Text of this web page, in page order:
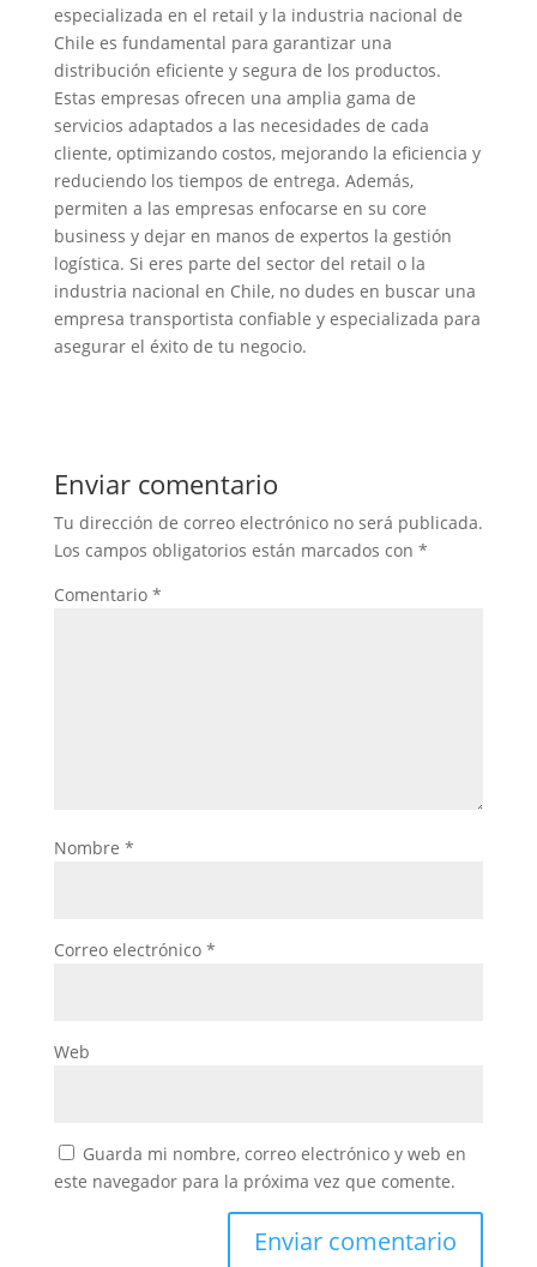
especializada en el retail y la industria nacional de
Chile es fundamental para garantizar una
distribución eficiente y segura de los productos.
Estas empresas ofrecen una amplia gama de
servicios adaptados a las necesidades de cada
cliente, optimizando costos, mejorando la eficiencia y
reduciendo los tiempos de entrega. Además,
permiten a las empresas enfocarse en su core
business y dejar en manos de expertos la gestión
logística. Si eres parte del sector del retail o la
industria nacional en Chile, no dudes en buscar una
empresa transportista confiable y especializada para
asegurar el éxito de tu negocio.
Enviar comentario
Tu dirección de correo electrónico no será publicada.
Los campos obligatorios están marcados con *
Comentario *
Nombre *
Correo electrónico *
Web
Guarda mi nombre, correo electrónico y web en
este navegador para la próxima vez que comente.